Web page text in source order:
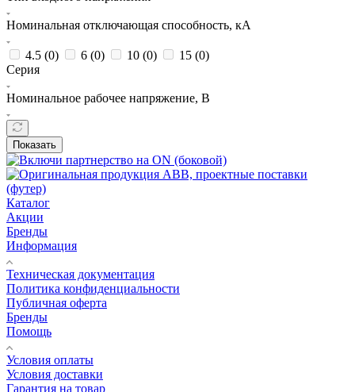
Номинальная отключающая способность, кА
4.5 (0) 6 (0) 10 (0) 15 (0)
Серия
Номинальное рабочее напряжение, В
Показать
Каталог
Акции
Бренды
Информация
Техническая документация
Политика конфиденциальности
Публичная оферта
Бренды
Помощь
Условия оплаты
Условия доставки
Гарантия на товар